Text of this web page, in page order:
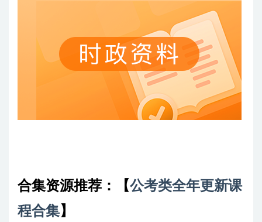
合集资源推荐： 【公考类全年更新课
程合集】